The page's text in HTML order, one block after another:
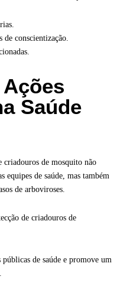
de conscientização.
Saúde
criadouros de mosquito não
equipes de saúde, mas também
de arboviroses.
de criadouros de
de saúde e promove um